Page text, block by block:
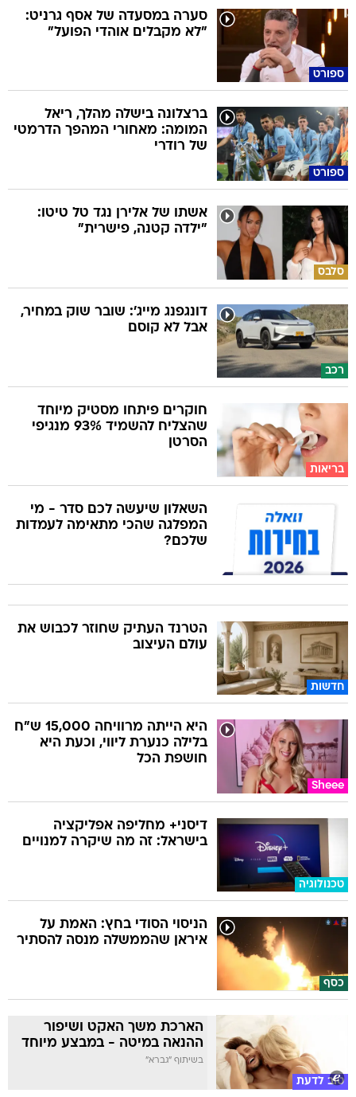
ספורט
סערה במסעדה של אסף גרניט:
"לא מקבלים אוהדי הפועל"
ספורט
ברצלונה בישלה מהלך, ריאל
המומה: מאחורי המהפך הדרמטי
של רודרי
סלבס
אשתו של אלירן נגד טל טיטו:
"ילדה קטנה, פישרית"
רכב
דונגפנג מייג': שובר שוק במחיר,
אבל לא קוסם
בריאות
חוקרים פיתחו מסטיק מיוחד
שהצליח להשמיד 93% מנגיפי
הסרטן
השאלון שיעשה לכם סדר - מי
המפלגה שהכי מתאימה לעמדות
שלכם?
חדשות
הטרנד העתיק שחוזר לכבוש את
עולם העיצוב
Sheee
היא הייתה מרוויחה 15,000 ש"ח
בלילה כנערת ליווי, וכעת היא
חושפת הכל
טכנולוגיה
דיסני+ מחליפה אפליקציה
בישראל: זה מה שיקרה למנויים
כסף
הניסוי הסודי בחץ: האמת על
איראן שהממשלה מנסה להסתיר
טוב לדעת
הארכת משך האקט ושיפור
ההנאה במיטה - במבצע מיוחד
בשיתוף "גברא"